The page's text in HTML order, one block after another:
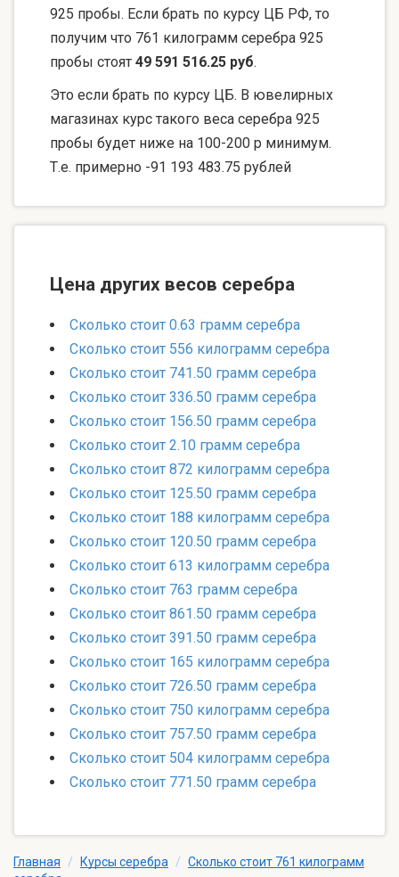
925 пробы. Если брать по курсу ЦБ РФ, то
получим что 761 килограмм серебра 925
пробы стоят 49 591 516.25 руб.
Это если брать по курсу ЦБ. В ювелирных
магазинах курс такого веса серебра 925
пробы будет ниже на 100-200 р минимум.
Т.е. примерно -91 193 483.75 рублей
Цена других весов серебра
Сколько стоит 0.63 грамм серебра
Сколько стоит 556 килограмм серебра
Сколько стоит 741.50 грамм серебра
Сколько стоит 336.50 грамм серебра
Сколько стоит 156.50 грамм серебра
Сколько стоит 2.10 грамм серебра
Сколько стоит 872 килограмм серебра
Сколько стоит 125.50 грамм серебра
Сколько стоит 188 килограмм серебра
Сколько стоит 120.50 грамм серебра
Сколько стоит 613 килограмм серебра
Сколько стоит 763 грамм серебра
Сколько стоит 861.50 грамм серебра
Сколько стоит 391.50 грамм серебра
Сколько стоит 165 килограмм серебра
Сколько стоит 726.50 грамм серебра
Сколько стоит 750 килограмм серебра
Сколько стоит 757.50 грамм серебра
Сколько стоит 504 килограмм серебра
Сколько стоит 771.50 грамм серебра
Главная / Курсы серебра / Сколько стоит 761 килограмм